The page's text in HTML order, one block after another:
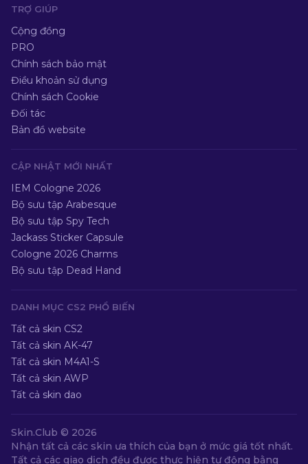
TRỢ GIÚP
Cộng đồng
PRO
Chính sách bảo mật
Điều khoản sử dụng
Chính sách Cookie
Đối tác
Bản đồ website
CẬP NHẬT MỚI NHẤT
IEM Cologne 2026
Bộ sưu tập Arabesque
Bộ sưu tập Spy Tech
Jackass Sticker Capsule
Cologne 2026 Charms
Bộ sưu tập Dead Hand
DANH MỤC CS2 PHỔ BIẾN
Tất cả skin CS2
Tất cả skin AK-47
Tất cả skin M4A1-S
Tất cả skin AWP
Tất cả skin dao
Skin.Club © 2026
Nhận tất cả các skin ưa thích của bạn ở mức giá tốt nhất.
Tất cả các giao dịch đều được thực hiện tự động bằng